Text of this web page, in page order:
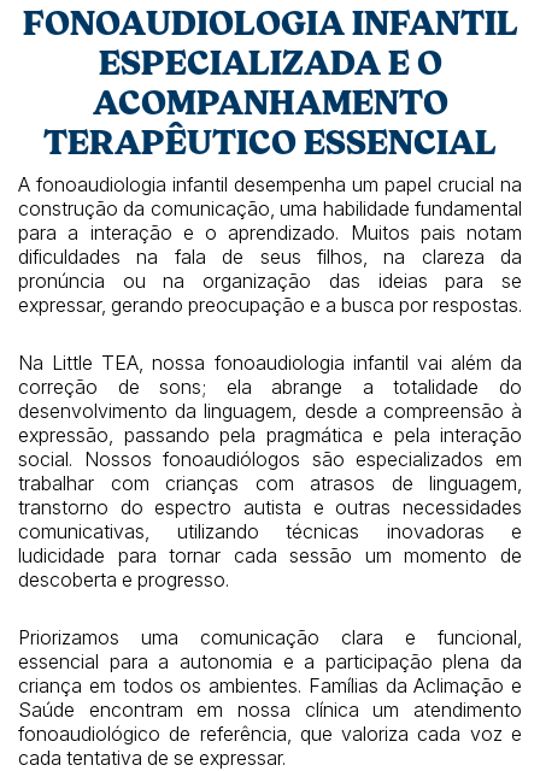
FONOAUDIOLOGIA INFANTIL
ESPECIALIZADA E O
ACOMPANHAMENTO
TERAPÊUTICO ESSENCIAL
A fonoaudiologia infantil desempenha um papel crucial na
construção da comunicação, uma habilidade fundamental
para a interação e o aprendizado. Muitos pais notam
dificuldades na fala de seus filhos, na clareza da
pronúncia ou na organização das ideias para se
expressar, gerando preocupação e a busca por respostas.
Na Little TEA, nossa fonoaudiologia infantil vai além da
correção de sons; ela abrange a totalidade do
desenvolvimento da linguagem, desde a compreensão à
expressão, passando pela pragmática e pela interação
social. Nossos fonoaudiólogos são especializados em
trabalhar com crianças com atrasos de linguagem,
transtorno do espectro autista e outras necessidades
comunicativas, utilizando técnicas inovadoras e
ludicidade para tornar cada sessão um momento de
descoberta e progresso.
Priorizamos uma comunicação clara e funcional,
essencial para a autonomia e a participação plena da
criança em todos os ambientes. Famílias da Aclimação e
Saúde encontram em nossa clínica um atendimento
fonoaudiológico de referência, que valoriza cada voz e
cada tentativa de se expressar.